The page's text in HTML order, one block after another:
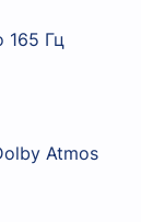
165 Гц
Atmos